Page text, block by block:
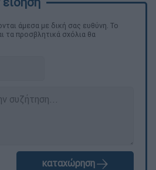
άμεσα με δική σας ευθύνη. Το
τα προσβλητικά σχόλια θα
καταχώρηση